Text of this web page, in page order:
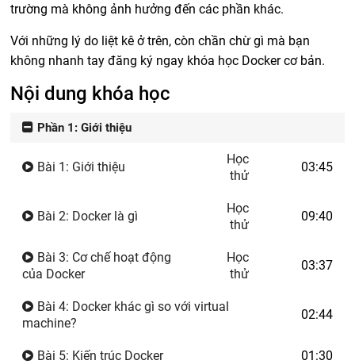
trường mà không ảnh hưởng đến các phần khác.
Với những lý do liệt kê ở trên, còn chần chừ gì mà bạn
không nhanh tay đăng ký ngay khóa học Docker cơ bản.
Nội dung khóa học
Phần 1: Giới thiệu
Bài 1: Giới thiệu
Học
thử
03:45
Bài 2: Docker là gì
Học
thử
09:40
Bài 3: Cơ chế hoạt động
của Docker
Học
thử
03:37
Bài 4: Docker khác gì so với virtual
machine?
02:44
Bài 5: Kiến trúc Docker 01:30